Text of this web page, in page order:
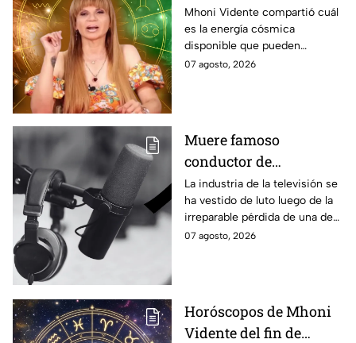
estas son las
predicciones de Mhoni
Vidente
Mhoni Vidente compartió cuál
es la energía cósmica
disponible que pueden
aprovechar las personas de los
07 agosto, 2026
Muere famoso
conductor de
televisión; fue uno de
los grandes referentes
de la pantalla chica y
querido por miles de
La industria de la televisión se
ha vestido de luto luego de la
irreparable pérdida de una de
las figuras más destacadas.
07 agosto, 2026
Horóscopos de Mhoni
Vidente del fin de